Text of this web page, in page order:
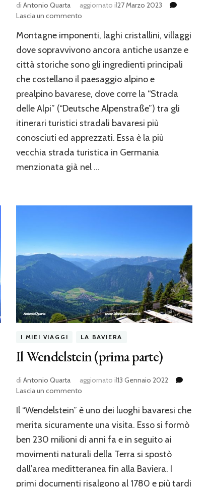
di Antonio Quarta aggiornato il27 Marzo 2023
Lascia un commentosu
turistici
bavaresi,
Strada
delle
Montagne imponenti, laghi cristallini, villaggi
dove sopravvivono ancora antiche usanze e
città storiche sono gli ingredienti principali
che costellano il paesaggio alpino e
prealpino bavarese, dove corre la “Strada
delle Alpi” (“Deutsche Alpenstraße”) tra gli
itinerari turistici stradali bavaresi più
conosciuti ed apprezzati. Essa è la più
vecchia strada turistica in Germania
menzionata già nel …
I MIEI VIAGGI LA BAVIERA
Il Wendelstein (prima parte)
di Antonio Quarta aggiornato il13 Gennaio 2022
Lascia un commentosu
Wendelstein
(prima
Il “Wendelstein” è uno dei luoghi bavaresi che
merita sicuramente una visita. Esso si formò
ben 230 milioni di anni fa e in seguito ai
movimenti naturali della Terra si spostò
dall’area meditteranea fin alla Baviera. I
primi documenti risalgono al 1780 e più tardi